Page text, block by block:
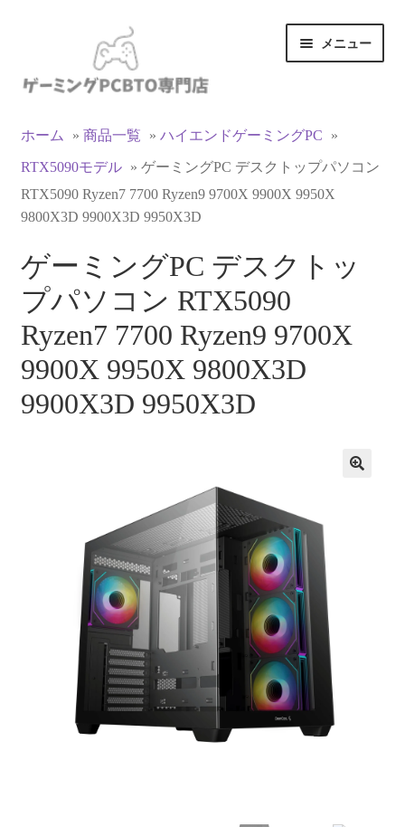
ゲ
ョ
ン
へ
ス
ッ
プ
テ
へ
ス
キ
ッ
メニュー
マイアカウント
支払い
お買い物カゴ
お買い物ガイド
LINEでお問い合わせ
お問い合わせ
ご使用時にあたって
ホーム » 商品一覧 » ハイエンドゲーミングPC »
RTX5090モデル » ゲーミングPC デスクトップパソコン
RTX5090 Ryzen7 7700 Ryzen9 9700X 9900X 9950X
9800X3D 9900X3D 9950X3D
ゲーミングPC デスクトッ
プパソコン RTX5090
Ryzen7 7700 Ryzen9 9700X
9900X 9950X 9800X3D
9900X3D 9950X3D